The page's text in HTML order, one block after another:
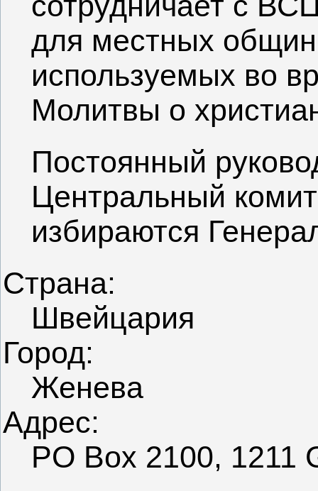
для местных
используемых во
Молитвы о
Постоянный
Центральный
избираются
Страна:
Швейцария
Город:
Женева
Адрес:
PO Box 2100, 1211